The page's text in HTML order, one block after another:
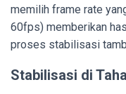
memilih frame rate
60fps) memberikan
proses stabilisasi
Stabilisasi di